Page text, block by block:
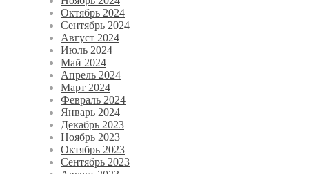
Октябрь 2024
Сентябрь 2024
Август 2024
Июль 2024
Май 2024
Апрель 2024
Март 2024
Февраль 2024
Январь 2024
Декабрь 2023
Ноябрь 2023
Октябрь 2023
Сентябрь 2023